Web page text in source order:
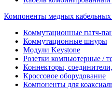
Компоненты медных кабельных
Коммутационные патч-
Коммутационные шнуры
Модули Keystone
Розетки компьютерные /
Коннекторы,
Кроссовое оборудование
Компоненты для